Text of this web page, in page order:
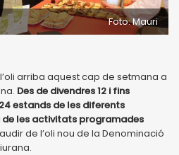
Foto: Mauri
arriba aquest cap de setmana a
Des de divendres 12 i fins
estands de les diferents
les activitats programades
de l’oli nou de la Denominació